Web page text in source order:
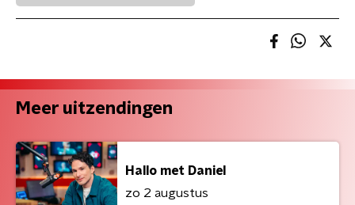
Meer uitzendingen
Hallo met Daniel
zo 2 augustus